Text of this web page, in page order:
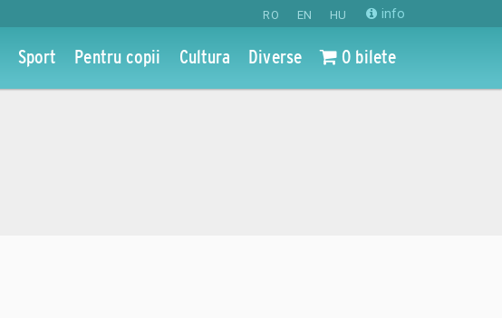
RO EN HU info
Sport Pentru copii Cultura Diverse 0 bilete